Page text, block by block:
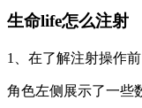
生命life怎么注射
1、在了解注射操作
角色左侧展示了一些